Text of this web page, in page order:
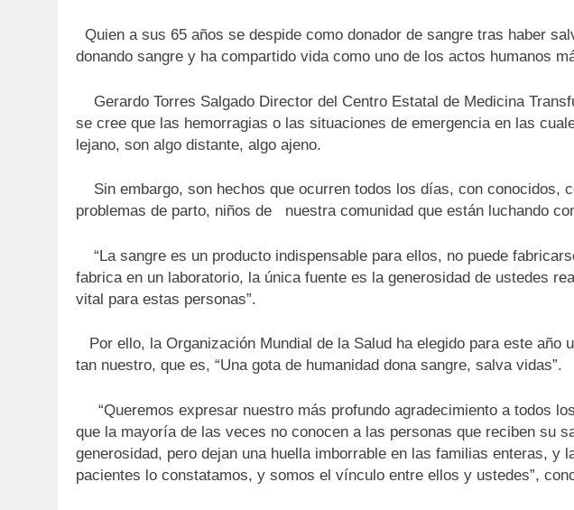
Quien a sus 65 años se despide como donador de sangre tras haber
donando sangre y ha compartido vida como uno de los actos humanos
Gerardo Torres Salgado Director del Centro Estatal de Medicina
se cree que las hemorragias o las situaciones de emergencia en las
lejano, son algo distante, algo ajeno.
Sin embargo, son hechos que ocurren todos los días, con conocidos,
problemas de parto, niños de nuestra comunidad que están luchando
“La sangre es un producto indispensable para ellos, no puede
fabrica en un laboratorio, la única fuente es la generosidad de ustedes
vital para estas personas”.
Por ello, la Organización Mundial de la Salud ha elegido para este año
tan nuestro, que es, “Una gota de humanidad dona sangre, salva vidas”.
“Queremos expresar nuestro más profundo agradecimiento a todos
que la mayoría de las veces no conocen a las personas que reciben su
generosidad, pero dejan una huella imborrable en las familias enteras, y
pacientes lo constatamos, y somos el vínculo entre ellos y ustedes”,